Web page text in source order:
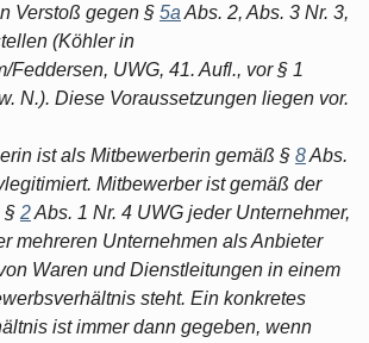
Verstoß gegen § 5a Abs. 2, Abs. 3 Nr. 3,
(Köhler in
Feddersen, UWG, 41. Aufl., vor § 1
N.). Diese Voraussetzungen liegen vor.
ist als Mitbewerberin gemäß § 8Abs.
Mitbewerber ist gemäß der
§ 2Abs. 1 Nr. 4 UWG jeder Unternehmer,
mehreren Unternehmen als Anbieter
Waren und Dienstleitungen in einem
steht. Ein konkretes
ist immer dann gegeben, wenn